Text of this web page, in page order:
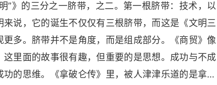
”》的三分之一脐带，之二。第一根脐带：技术，以
说，它的诞生不仅仅有三根脐带，而这是《文明三
多。脐带并不是角度，而是组成部分。《商贸》像
里面的故事很有趣，但重要的是思想。成功与不成
的思维。《拿破仑传》里，被人津津乐道的是拿破